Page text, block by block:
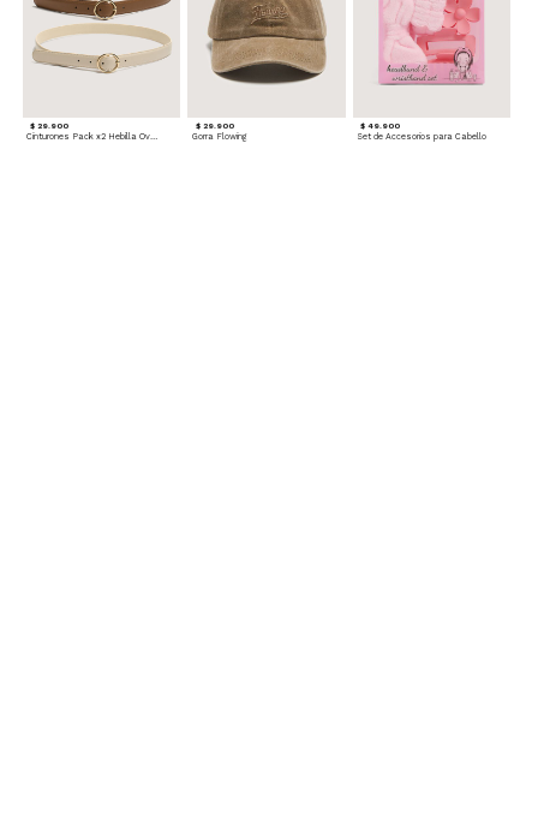
$ 29.900 $ 29.900
Gorra Flowing
$ 49.900
Set de Accesorios para Cabello